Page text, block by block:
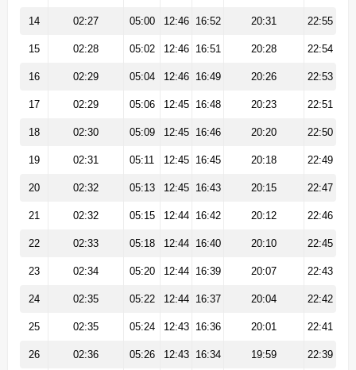
14 02:27 05:00 12:46 16:52 20:31 22:55
15 02:28 05:02 12:46 16:51 20:28 22:54
16 02:29 05:04 12:46 16:49 20:26 22:53
17 02:29 05:06 12:45 16:48 20:23 22:51
18 02:30 05:09 12:45 16:46 20:20 22:50
19 02:31 05:11 12:45 16:45 20:18 22:49
20 02:32 05:13 12:45 16:43 20:15 22:47
21 02:32 05:15 12:44 16:42 20:12 22:46
22 02:33 05:18 12:44 16:40 20:10 22:45
23 02:34 05:20 12:44 16:39 20:07 22:43
24 02:35 05:22 12:44 16:37 20:04 22:42
25 02:35 05:24 12:43 16:36 20:01 22:41
26 02:36 05:26 12:43 16:34 19:59 22:39